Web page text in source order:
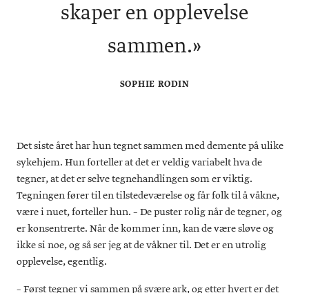
skaper en opplevelse
sammen.»
SOPHIE RODIN
Det siste året har hun tegnet sammen med demente på ulike
sykehjem. Hun forteller at det er veldig variabelt hva de
tegner, at det er selve tegnehandlingen som er viktig.
Tegningen fører til en tilstedeværelse og får folk til å våkne,
være i nuet, forteller hun. – De puster rolig når de tegner, og
er konsentrerte. Når de kommer inn, kan de være sløve og
ikke si noe, og så ser jeg at de våkner til. Det er en utrolig
opplevelse, egentlig.
– Først tegner vi sammen på svære ark, og etter hvert er det